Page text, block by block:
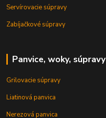
Servírovacie súpravy
Zabíjačkové súpravy
Panvice, woky, súpravy
Grilovacie súpravy
Liatinová panvica
Nerezová panvica